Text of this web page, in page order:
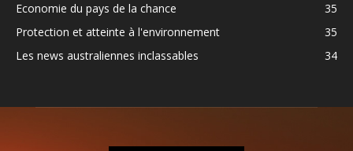
Economie du pays de la chance
35
Protection et atteinte à l'environnement
35
Les news australiennes inclassables
34